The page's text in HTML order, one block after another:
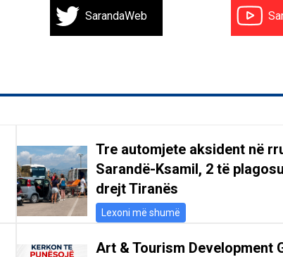
SarandaWeb
Tre automjete aksident në
Sarandë-Ksamil, 2 të
drejt Tiranës
Lexoni më shumë
Art & Tourism Development